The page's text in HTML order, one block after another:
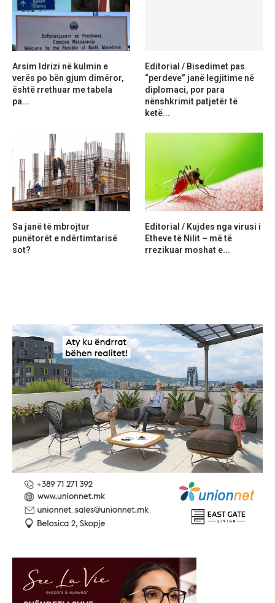
Arsim Idrizi në kulmin e
verës po bën gjum dimëror,
është rrethuar me tabela
pa...
Editorial / Bisedimet pas
“perdeve” janë legjitime në
diplomaci, por para
nënshkrimit patjetër të
ketë...
Sa janë të mbrojtur
punëtorët e ndërtimtarisë
sot?
Editorial / Kujdes nga virusi i
Etheve të Nilit – më të
rrezikuar moshat e...